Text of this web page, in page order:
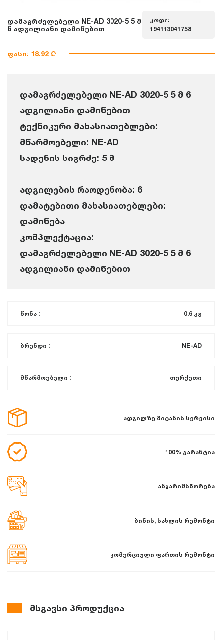
დამაგრძელებელი NE-AD 3020-5 5 მ
6 ადგილიანი დამიწებით
კოდი:
194113041758
ფასი: 18.92 ₾
დამაგრძელებელი NE-AD 3020-5 5 მ 6
ადგილიანი დამიწებით
ტექნიკური მახასიათებლები:
მწარმოებელი: NE-AD
სადენის სიგრძე: 5 მ
ადგილების რაოდენობა: 6
დამატებითი მახასიათებლები:
დამიწება
კომპლექტაცია:
დამაგრძელებელი NE-AD 3020-5 5 მ 6
ადგილიანი დამიწებით
წონა : 0.6 კგ
ბრენდი : NE-AD
მწარმოებელი : თურქეთი
ადგილზე მიტანის სერვისი
100% გარანტია
ანგარიშსწორება
ბინის, სახლის რემონტი
კომერციული ფართის რემონტი
მსგავსი პროდუქცია